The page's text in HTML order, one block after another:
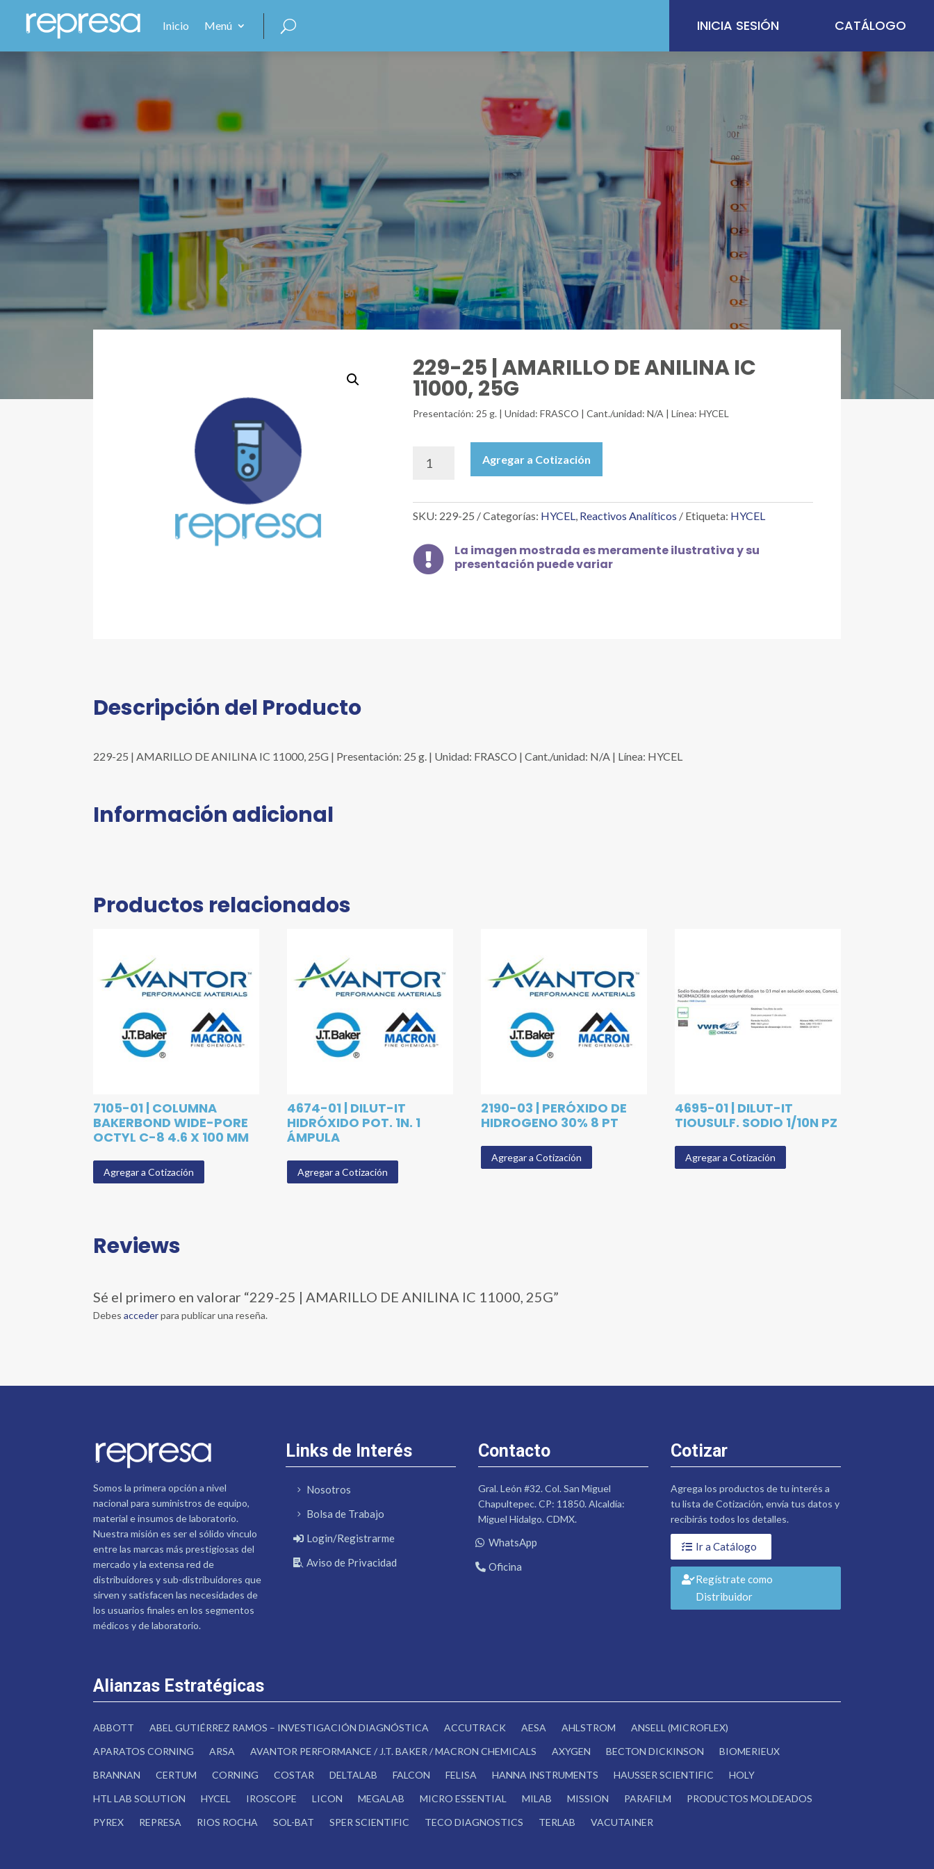
Inicio Menú INICIA SESIÓN CATÁLOGO
229-25 | AMARILLO DE ANILINA IC
11000, 25G
Presentación: 25 g. | Unidad: FRASCO | Cant./unidad: N/A | Línea: HYCEL
AMARILLO
DE
IC
11000,
Agregar a Cotización
SKU: 229-25 Categorías: HYCEL, Reactivos Analíticos Etiqueta: HYCEL

La imagen mostrada es meramente ilustrativa y su
presentación puede variar
Descripción del Producto
229-25 | AMARILLO DE ANILINA IC 11000, 25G | Presentación: 25 g. | Unidad: FRASCO | Cant./unidad: N/A | Línea: HYCEL
Información adicional
Productos relacionados
7105-01 | COLUMNA
BAKERBOND WIDE-PORE
OCTYL C-8 4.6 X 100 MM
Agregar a Cotización
4674-01 | DILUT-IT
HIDRÓXIDO POT. 1N. 1
ÁMPULA
Agregar a Cotización
2190-03 | PERÓXIDO DE
HIDROGENO 30% 8 PT
Agregar a Cotización
4695-01 | DILUT-IT
TIOUSULF. SODIO 1/10N PZ
Agregar a Cotización
Reviews
Sé el primero en valorar “229-25 | AMARILLO DE ANILINA IC 11000, 25G”
Debesaccederpara publicar una reseña.
Somos la primera opción a nivel
nacional para suministros de equipo,
material e insumos de laboratorio.
Nuestra misión es ser el sólido vínculo
entre las marcas más prestigiosas del
mercado y la extensa red de
distribuidores y sub-distribuidores que
sirven y satisfacen las necesidades de
los usuarios finales en los segmentos
médicos y de laboratorio.
Links de Interés
Nosotros
Bolsa de Trabajo
Login/Registrarme
Aviso de Privacidad
Contacto
Gral. León #32. Col. San Miguel
Chapultepec. CP: 11850. Alcaldía:
Miguel Hidalgo. CDMX.
WhatsApp
Oficina
Cotizar
Agrega los productos de tu interés a
tu lista de Cotización, envía tus datos y
recibirás todos los detalles.
Ir a Catálogo
Regístrate como
Distribuidor
Alianzas Estratégicas
ABBOTT ABEL GUTIÉRREZ RAMOS – INVESTIGACIÓN DIAGNÓSTICA ACCUTRACK AESA AHLSTROM
ANSELL (MICROFLEX)
APARATOS CORNING
ARSA AVANTOR PERFORMANCE / J.T. BAKER / MACRON CHEMICALS AXYGEN BECTON DICKINSON
BIOMERIEUX
BRANNAN
CERTUM CORNING COSTAR DELTALAB FALCON FELISA HANNA INSTRUMENTS HAUSSER SCIENTIFIC
HOLY
HTL LAB SOLUTION
HYCEL IROSCOPE LICON MEGALAB MICRO ESSENTIAL MILAB MISSION PARAFILM
PRODUCTOS MOLDEADOS
PYREX
REPRESA RIOS ROCHA SOL-BAT SPER SCIENTIFIC TECO DIAGNOSTICS TERLAB VACUTAINER